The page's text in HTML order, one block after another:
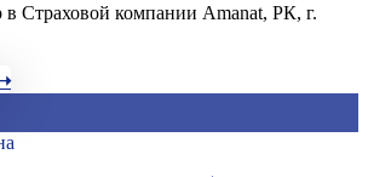
в Страховой компании Amanat, РК, г.